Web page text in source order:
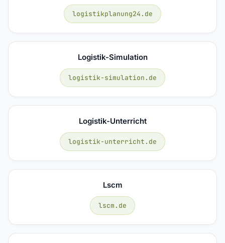
logistikplanung24.de
Logistik-Simulation
logistik-simulation.de
Logistik-Unterricht
logistik-unterricht.de
Lscm
lscm.de